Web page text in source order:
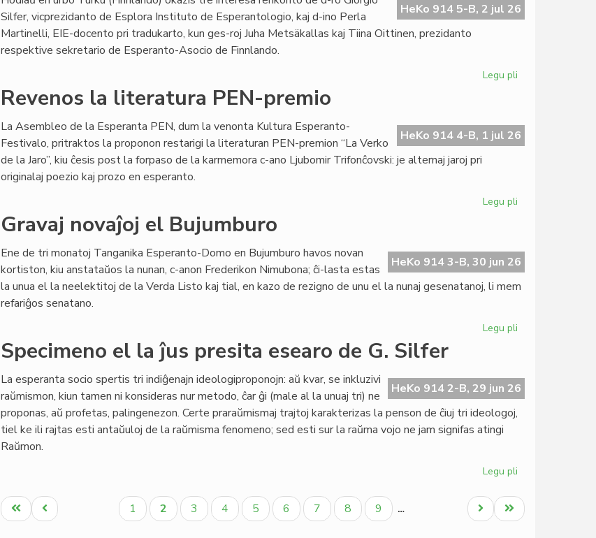
la
konstitucia
HeKo 914 5-B, 2 jul 26
Silfer, vicprezidanto de Esplora Instituto de Esperantologio, kaj d-ino Perla
Martinelli, EIE-docento pri tradukarto, kun ges-roj Juha Metsäkallas kaj Tiina Oittinen, prezidanto
respektive sekretario de Esperanto-Asocio de Finnlando.
Legu pli
EIE-
vicprezidanto
Revenos la literatura PEN-premio
HeKo 914 4-B, 1 jul 26
La Asembleo de la Esperanta PEN, dum la venonta Kultura Esperanto-
Festivalo, pritraktos la proponon restarigi la literaturan PEN-premion “La Verko
de la Jaro”, kiu ĉesis post la forpaso de la karmemora c-ano Ljubomir Trifonĉovski: je alternaj jaroj pri
originalaj poezio kaj prozo en esperanto.
Legu pli
PEN-
premio
Gravaj novaĵoj el Bujumburo
HeKo 914 3-B, 30 jun 26
Ene de tri monatoj Tanganika Esperanto-Domo en Bujumburo havos novan
kortiston, kiu anstataŭos la nunan, c-anon Frederikon Nimubona; ĉi-lasta estas
la unua el la neelektitoj de la Verda Listo kaj tial, en kazo de rezigno de unu el la nunaj gesenatanoj, li mem
refariĝos senatano.
Legu pli
Bujumburo
Specimeno el la ĵus presita esearo de G. Silfer
HeKo 914 2-B, 29 jun 26
La esperanta socio spertis tri indiĝenajn ideologiproponojn: aŭ kvar, se inkluzivi
raŭmismon, kiun tamen ni konsideras nur metodo, ĉar ĝi (male al la unuaj tri) ne
proponas, aŭ profetas, palingenezon. Certe praraŭmismaj trajtoj karakterizas la penson de ĉiuj tri ideologoj,
tiel ke ili rajtas esti antaŭuloj de la raŭmisma fenomeno; sed esti sur la raŭma vojo ne jam signifas atingi
Raŭmon.
Legu pli
el
la
Pagination
Unua
paĝo
Antaŭa
paĝo
Paĝo
1
Aktuala
paĝo
2 Paĝo
3 Paĝo
4 Paĝo
5 Paĝo
6 Paĝo
7 Paĝo
8 Paĝo
9 …
Last
page
Next
page